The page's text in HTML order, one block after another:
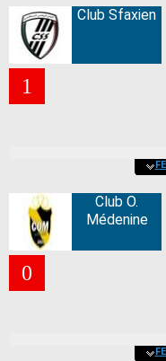
Club Sfaxien
1
Club O.
Médenine
0